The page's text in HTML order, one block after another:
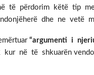
të përdorim këtë tip
dhe ne
“argumenti i
në të shkuarën